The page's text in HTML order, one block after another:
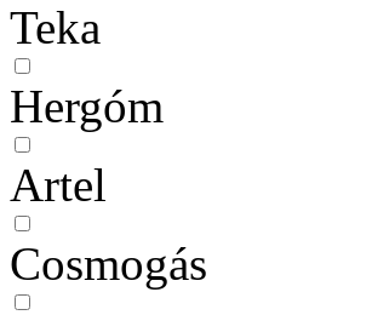
Teka
Hergóm
Artel
Cosmogás